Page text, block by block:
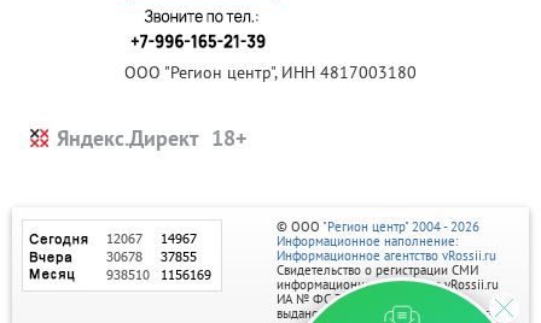
ООО "Регион центр", ИНН 4817003180
Яндекс.Директ
© ООО "Регион центр" 2004 - 2026
Информационное наполнение:
Информационное агентство vRossii.ru
Свидетельство о регистрации СМИ
информационного агентства vRossii.ru
ИА № ФС 77‑35502
выдано РОСКОМНАДЗОРом 04 марта